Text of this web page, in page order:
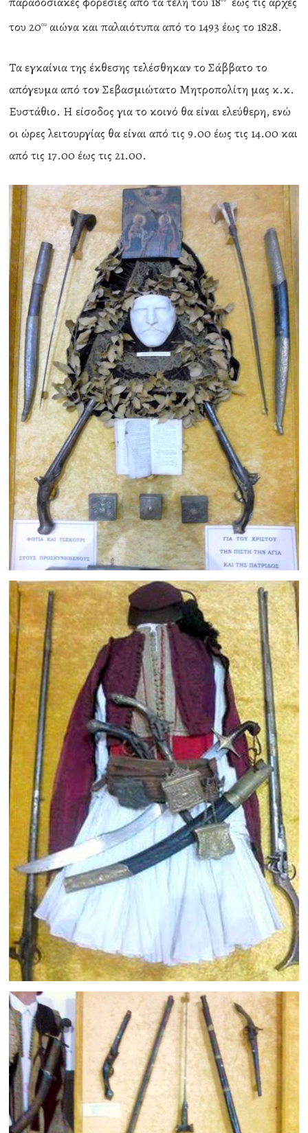
του 20ου αιώνα και παλαιότυπα από το 1493 έως το 1828.
Τα εγκαίνια της έκθεσης τελέσθηκαν το Σάββατο το
απόγευμα από τον Σεβασμιώτατο Μητροπολίτη μας κ.κ.
Ευστάθιο. Η είσοδος για το κοινό θα είναι ελεύθερη, ενώ
οι ώρες λειτουργίας θα είναι από τις 9.00 έως τις 14.00 και
από τις 17.00 έως τις 21.00.